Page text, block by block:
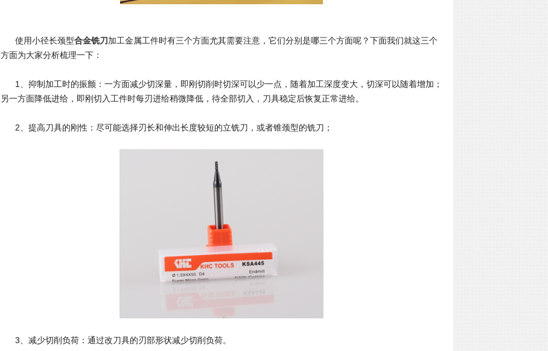
使用小径长颈型合金铣刀加工金属工件时有三个方面尤其需要注意，它们分别是哪三个方面呢？下面我们就这三个
方面为大家分析梳理一下：
1、抑制加工时的振颤：一方面减少切深量，即刚切削时切深可以少一点，随着加工深度变大，切深可以随着增加；
另一方面降低进给，即刚切入工件时每刃进给稍微降低，待全部切入，刀具稳定后恢复正常进给。
2、提高刀具的刚性：尽可能选择刃长和伸出长度较短的立铣刀，或者锥颈型的铣刀；
3、减少切削负荷：通过改刀具的刃部形状减少切削负荷。